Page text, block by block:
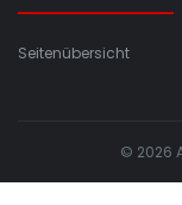
Seitenübersicht
© 2026